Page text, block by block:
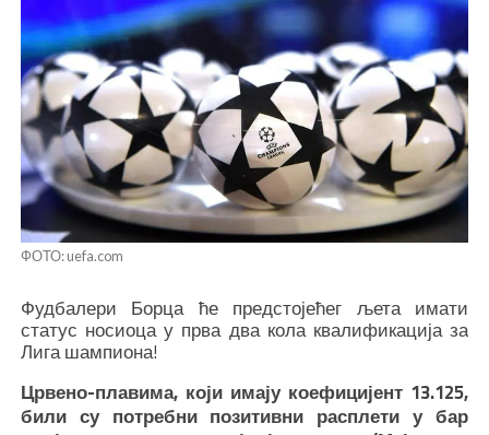
ФОТО: uefa.com
Фудбалери Борца ће предстојећег љета имати
статус носиоца у прва два кола квалификација за
Лига шампиона!
Црвено-плавима, који имају коефицијент 13.125,
били су потребни позитивни расплети у бар